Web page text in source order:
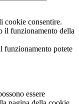
cookie consentire.
il funzionamento della
funzionamento potete
essere